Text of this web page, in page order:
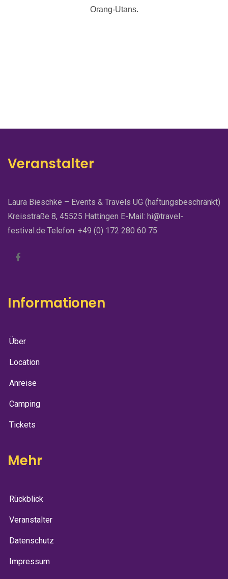
Orang-Utans.
Veranstalter
Laura Bieschke – Events & Travels UG (haftungsbeschränkt)
Kreisstraße 8, 45525 Hattingen E-Mail: hi@travel-
festival.de Telefon: +49 (0) 172 280 60 75
Informationen
Über
Location
Anreise
Camping
Tickets
Mehr
Rückblick
Veranstalter
Datenschutz
Impressum